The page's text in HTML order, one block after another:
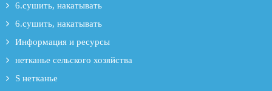
6.сушить, накатывать
6.сушить, накатывать
Информация и ресурсы
нетканье сельского хозяйства
S нетканье